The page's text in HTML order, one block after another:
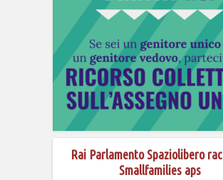
Rai Parlamento Spaziolibero
Smallfamilies aps